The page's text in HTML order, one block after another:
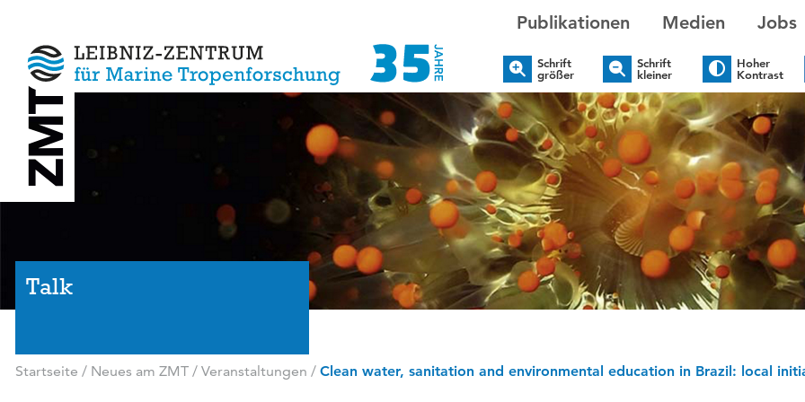
Publikationen Medien Jobs
Schrift
größer
Schrift
kleiner
Hoher
Kontrast
Talk
Startseite / Neues am ZMT/ Veranstaltungen / Clean water, sanitation and environmental education in Brazil: local